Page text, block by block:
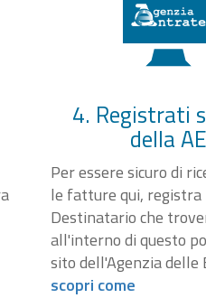
4. Registrati
della AE
Per essere sicuro di
le fatture qui, registra
Destinatario che
all'interno di questo
sito dell'Agenzia delle
scopri come